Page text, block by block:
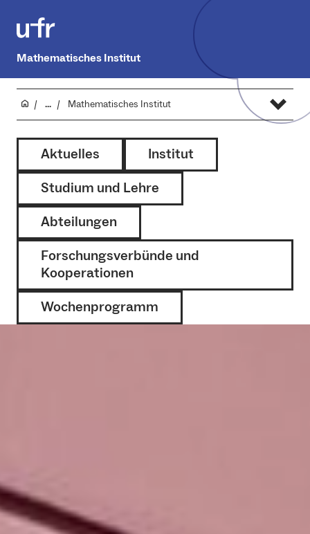
Mathematisches Institut
... Mathematisches Institut
Aktuelles
Institut
Studium und Lehre
Abteilungen
Forschungsverbünde und
Kooperationen
Wochenprogramm